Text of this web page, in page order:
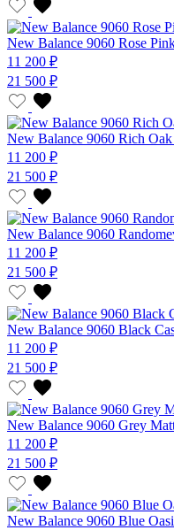
New Balance 9060 Rose
11 200 ₽
21 500 ₽
New Balance 9060 Rich
11 200 ₽
21 500 ₽
New Balance 9060
11 200 ₽
21 500 ₽
New Balance 9060 Black
11 200 ₽
21 500 ₽
New Balance 9060 Grey
11 200 ₽
21 500 ₽
New Balance 9060 Blue